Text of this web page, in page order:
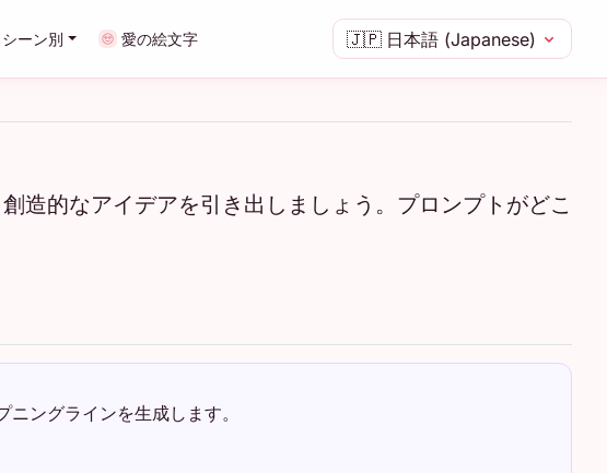
🇯🇵 日本語 (Japanese)
シーン別 愛の絵文字
造的なアイデアを引き出しましょう。プロンプトがどこ
ングラインを生成します。